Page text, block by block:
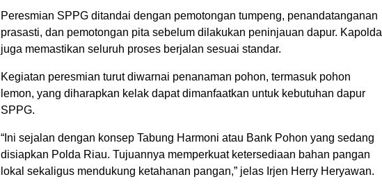
Peresmian SPPG ditandai dengan pemotongan tumpeng, penandatanganan
prasasti, dan pemotongan pita sebelum dilakukan peninjauan dapur. Kapolda
juga memastikan seluruh proses berjalan sesuai standar.
Kegiatan peresmian turut diwarnai penanaman pohon, termasuk pohon
lemon, yang diharapkan kelak dapat dimanfaatkan untuk kebutuhan dapur
SPPG.
“Ini sejalan dengan konsep Tabung Harmoni atau Bank Pohon yang sedang
disiapkan Polda Riau. Tujuannya memperkuat ketersediaan bahan pangan
lokal sekaligus mendukung ketahanan pangan,” jelas Irjen Herry Heryawan.